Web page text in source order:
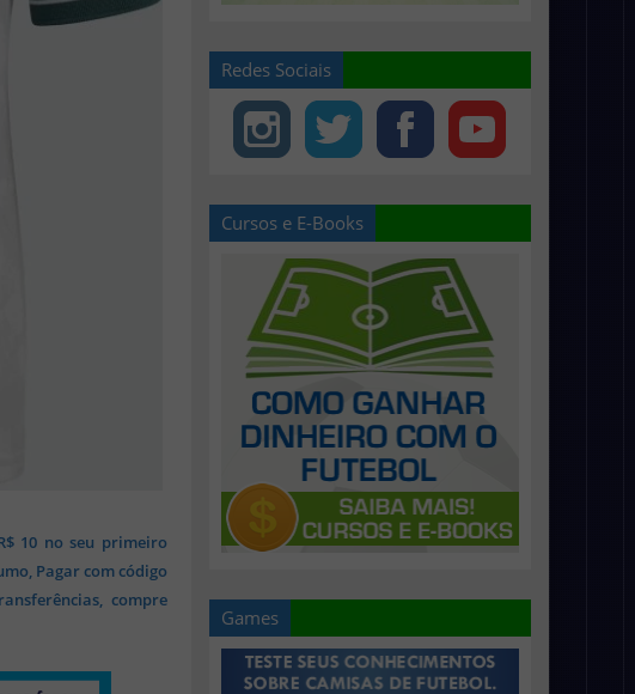
10 no seu primeiro
Pagar com código
compre
Redes Sociais
Cursos e E-Books
Games